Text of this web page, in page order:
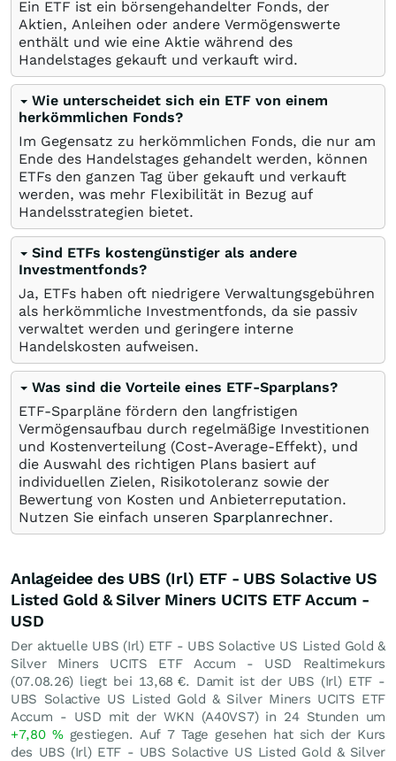
Ein ETF ist ein börsengehandelter Fonds, der
Aktien, Anleihen oder andere Vermögenswerte
enthält und wie eine Aktie während des
Handelstages gekauft und verkauft wird.
Wie unterscheidet sich ein ETF von einem
herkömmlichen Fonds?
Im Gegensatz zu herkömmlichen Fonds, die nur am
Ende des Handelstages gehandelt werden, können
ETFs den ganzen Tag über gekauft und verkauft
werden, was mehr Flexibilität in Bezug auf
Handelsstrategien bietet.
Sind ETFs kostengünstiger als andere
Investmentfonds?
Ja, ETFs haben oft niedrigere Verwaltungsgebühren
als herkömmliche Investmentfonds, da sie passiv
verwaltet werden und geringere interne
Handelskosten aufweisen.
Was sind die Vorteile eines ETF-Sparplans?
ETF-Sparpläne fördern den langfristigen
Vermögensaufbau durch regelmäßige Investitionen
und Kostenverteilung (Cost-Average-Effekt), und
die Auswahl des richtigen Plans basiert auf
individuellen Zielen, Risikotoleranz sowie der
Bewertung von Kosten und Anbieterreputation.
Nutzen Sie einfach unseren Sparplanrechner.
Anlageidee des UBS (Irl) ETF - UBS Solactive US
Listed Gold & Silver Miners UCITS ETF Accum -
USD
Der aktuelle UBS (Irl) ETF - UBS Solactive US Listed Gold &
Silver Miners UCITS ETF Accum - USD Realtimekurs
(07.08.26) liegt bei 13,68 €. Damit ist der UBS (Irl) ETF -
UBS Solactive US Listed Gold & Silver Miners UCITS ETF
Accum - USD mit der WKN (A40VS7) in 24 Stunden um
+7,80 %gestiegen. Auf 7 Tage gesehen hat sich der Kurs
des UBS (Irl) ETF - UBS Solactive US Listed Gold & Silver